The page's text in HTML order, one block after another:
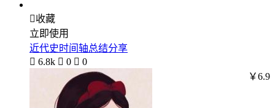
收藏
立即使用
近代史时间轴总结分享
 6.8k  0  0
￥6.9